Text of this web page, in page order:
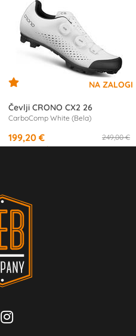
Čevlji CRONO CX2 26
CarboComp White (Bela)
249,00 €
199,20 €
od18,70 €/mesec